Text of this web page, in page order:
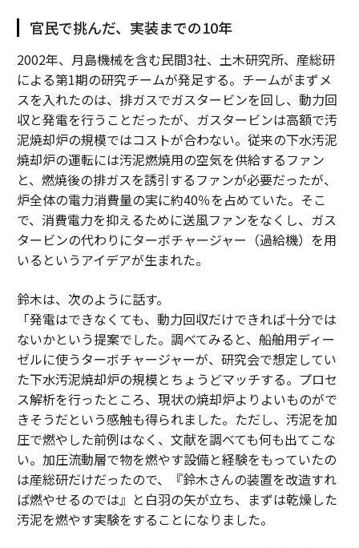
官民で挑んだ、実装までの10年
2002年、月島機械を含む民間3社、土木研究所、産総研
による第1期の研究チームが発足する。チームがまずメ
スを入れたのは、排ガスでガスタービンを回し、動力回
収と発電を行うことだったが、ガスタービンは高額で汚
泥焼却炉の規模ではコストが合わない。従来の下水汚泥
焼却炉の運転には汚泥燃焼用の空気を供給するファン
と、燃焼後の排ガスを誘引するファンが必要だったが、
炉全体の電力消費量の実に約40％を占めていた。そこ
で、消費電力を抑えるために送風ファンをなくし、ガス
タービンの代わりにターボチャージャー（過給機）を用
いるというアイデアが生まれた。
鈴木は、次のように話す。
「発電はできなくても、動力回収だけできれば十分では
ないかという提案でした。調べてみると、船舶用ディー
ゼルに使うターボチャージャーが、研究会で想定してい
た下水汚泥焼却炉の規模とちょうどマッチする。プロセ
ス解析を行ったところ、現状の焼却炉よりよいものがで
きそうだという感触も得られました。ただし、汚泥を加
圧で燃やした前例はなく、文献を調べても何も出てこな
い。加圧流動層で物を燃やす設備と経験をもっていたの
は産総研だけだったので、『鈴木さんの装置を改造すれ
ば燃やせるのでは』と白羽の矢が立ち、まずは乾燥した
汚泥を燃やす実験をすることになりました。